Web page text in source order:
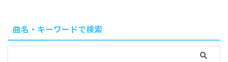
曲名・キーワードで検索